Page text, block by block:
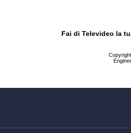
Fai di Televideo la